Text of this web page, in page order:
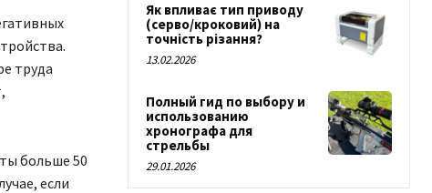
труда
больше 50
если
Як впливає тип приводу
(серво/кроковий) на
точність різання?
13.02.2026
Полный гид по выбору и
использованию
хронографа для
стрельбы
29.01.2026